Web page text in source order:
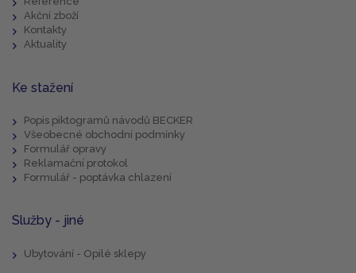
Akční zboží
Kontakty
Aktuality
Ke stažení
Popis piktogramů návodů BECKER
Všeobecné obchodní podmínky
Formulář opravy
Reklamační protokol
Formulář - poptávka chlazení
Služby - jiné
Ubytování - Opilé sklepy